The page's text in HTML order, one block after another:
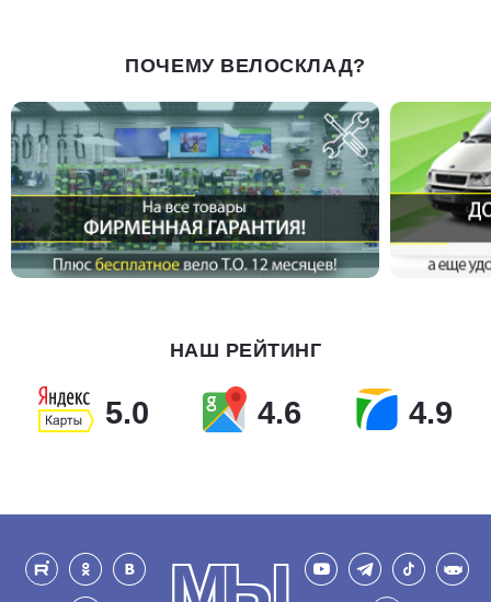
ПОЧЕМУ ВЕЛОСКЛАД?
НАШ РЕЙТИНГ
5.0 4.6 4.9